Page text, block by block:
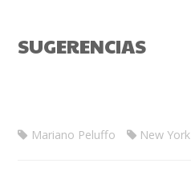
SUGERENCIAS
Mariano Peluffo New York